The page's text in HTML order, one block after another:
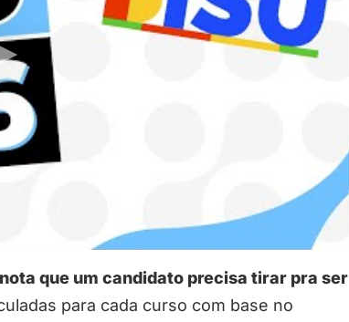
que um candidato precisa tirar pra ser
para cada curso com base no